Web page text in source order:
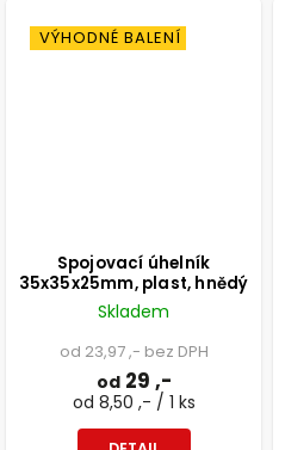
VÝHODNÉ BALENÍ
Spojovací úhelník
35x35x25mm, plast, hnědý
Skladem
od 23,97 ,- bez DPH
od29 ,-
od 8,50 ,- / 1 ks